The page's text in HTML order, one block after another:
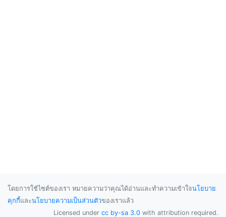
โดยการใช้ไซต์ของเรา หมายความว่าคุณได้อ่านและทำความเข้าใจนโยบาย
คุกกี้และนโยบายความเป็นส่วนตัวของเราแล้ว
Licensed under cc by-sa 3.0 with attribution required.